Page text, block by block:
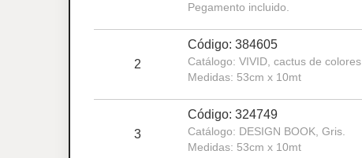
Pegamento incluido.
2
Código: 384605
Catálogo: VIVID, cactus de colores.
Medidas: 53cm x 10mt
3
Código: 324749
Catálogo: DESIGN BOOK, Gris.
Medidas: 53cm x 10mt